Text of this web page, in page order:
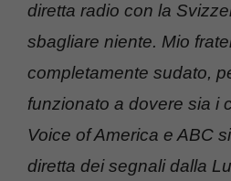
diretta radio con la
sbagliare niente. Mio
completamente sudato,
funzionato a dovere sia i
Voice of America e ABC
diretta dei segnali dalla